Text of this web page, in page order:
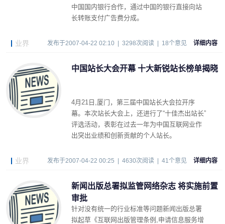
中国国内银行合作，通过中国的银行直接向站
长转账支付广告费分成。
业界 发布于2007-04-22 02:10 | 3298次阅读 | 18个意见 详细内容
中国站长大会开幕 十大新锐站长榜单揭晓
4月21日,厦门，第三届中国站长大会拉开序
幕。本次站长大会上，还进行了“十佳杰出站长”
评选活动，表彰在过去一年为中国互联网业作
出突出业绩和创新贡献的个人站长。
业界 发布于2007-04-22 00:25 | 4630次阅读 | 41个意见 详细内容
新闻出版总署拟监管网络杂志 将实施前置
审批
针对没有统一的行业标准等问题新闻出版总署
拟起草《互联网出版管理条例,申请信息服务增